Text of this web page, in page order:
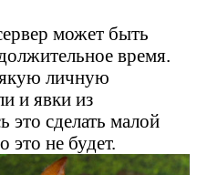
может быть
время.
личную
и явки из
это сделать малой
это не будет.